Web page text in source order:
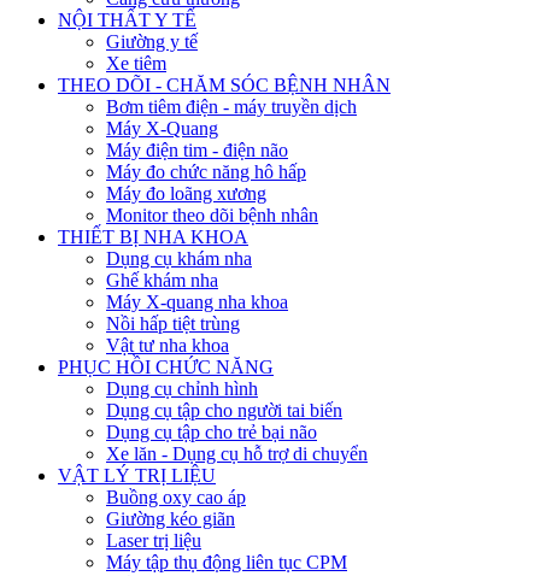
NỘI THẤT Y TẾ
Giường y tế
Xe tiêm
THEO DÕI - CHĂM SÓC BỆNH NHÂN
Bơm tiêm điện - máy truyền dịch
Máy X-Quang
Máy điện tim - điện não
Máy đo chức năng hô hấp
Máy đo loãng xương
Monitor theo dõi bệnh nhân
THIẾT BỊ NHA KHOA
Dụng cụ khám nha
Ghế khám nha
Máy X-quang nha khoa
Nồi hấp tiệt trùng
Vật tư nha khoa
PHỤC HỒI CHỨC NĂNG
Dụng cụ chỉnh hình
Dụng cụ tập cho người tai biến
Dụng cụ tập cho trẻ bại não
Xe lăn - Dụng cụ hỗ trợ di chuyển
VẬT LÝ TRỊ LIỆU
Buồng oxy cao áp
Giường kéo giãn
Laser trị liệu
Máy tập thụ động liên tục CPM